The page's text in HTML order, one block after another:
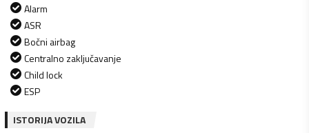
Alarm
ASR
Bočni airbag
Centralno zaključavanje
Child lock
ESP
ISTORIJA VOZILA